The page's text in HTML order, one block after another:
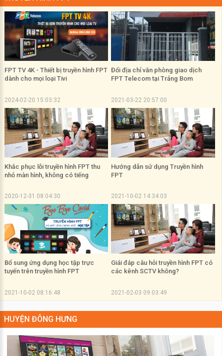
FPT TV 4K - Thiết bị truyền hình FPT
dành cho mọi loại Tivi
2024-02-20 15:03:32
Đổi địa chỉ văn phòng giao dịch
FPT Telecom tại Trảng Bom
2021-03-22 20:57:00
Khắc phục lỗi truyền hình FPT thu
nhỏ màn hình, không có tiếng
2020-12-31 08:04:30
Hướng dẫn sử dụng Truyền hình
FPT
2021-10-02 14:34:03
Bổ sung ứng dụng học tập trực
tuyến trên truyền hình FPT
2021-10-02 08:16:48
Giái đáp câu hỏi truyền hình FPT có
các kênh SCTV không?
2021-02-03 09:03:49
HUYỆN ĐÔNG HƯNG